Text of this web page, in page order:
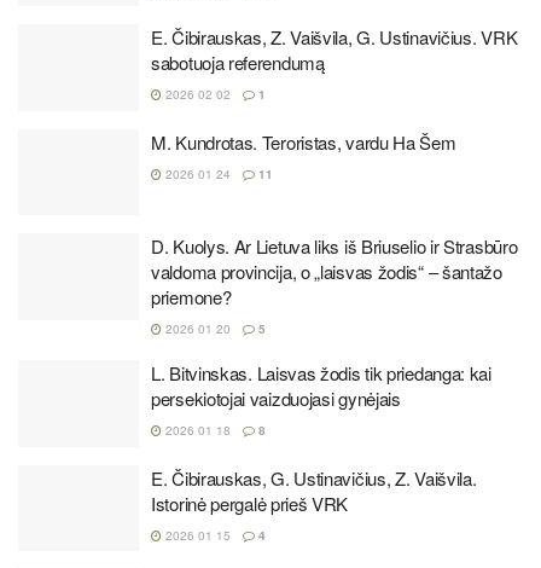
E. Čibirauskas, Z. Vaišvila, G. Ustinavičius. VRK
sabotuoja referendumą
2026 02 02 1
M. Kundrotas. Teroristas, vardu Ha Šem
2026 01 24 11
D. Kuolys. Ar Lietuva liks iš Briuselio ir Strasbūro
valdoma provincija, o „laisvas žodis“ – šantažo
priemone?
2026 01 20 5
L. Bitvinskas. Laisvas žodis tik priedanga: kai
persekiotojai vaizduojasi gynėjais
2026 01 18 8
E. Čibirauskas, G. Ustinavičius, Z. Vaišvila.
Istorinė pergalė prieš VRK
2026 01 15 4